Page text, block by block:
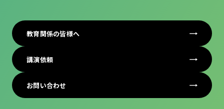
教育関係の皆様へ
講演依頼
お問い合わせ